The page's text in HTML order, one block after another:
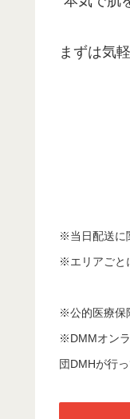
まずは気
※当日配送に
※エリアごと
※公的医療保
※DMMオン
団DMHが行